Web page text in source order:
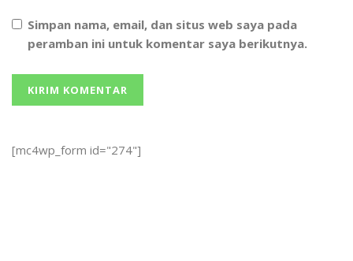
Simpan nama, email, dan situs web saya pada
peramban ini untuk komentar saya berikutnya.
[mc4wp_form id="274"]